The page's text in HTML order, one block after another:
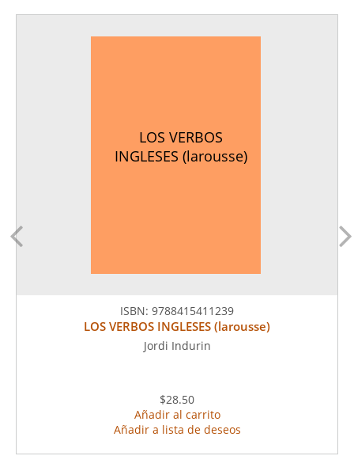
LOS VERBOS
INGLESES (larousse)
ISBN: 9788415411239
LOS VERBOS INGLESES (larousse)
Jordi Indurin
$28.50
Añadir al carrito
Añadir a lista de deseos